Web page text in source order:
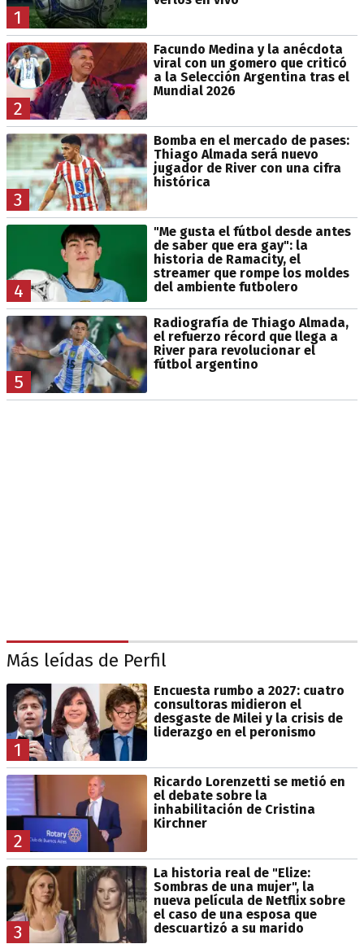
1
2
Facundo Medina y la anécdota
viral con un gomero que criticó
a la Selección Argentina tras el
Mundial 2026
3
Bomba en el mercado de pases:
Thiago Almada será nuevo
jugador de River con una cifra
histórica
4
"Me gusta el fútbol desde antes
de saber que era gay": la
historia de Ramacity, el
streamer que rompe los moldes
del ambiente futbolero
5
Radiografía de Thiago Almada,
el refuerzo récord que llega a
River para revolucionar el
fútbol argentino
Más leídas de Perfil
1
Encuesta rumbo a 2027: cuatro
consultoras midieron el
desgaste de Milei y la crisis de
liderazgo en el peronismo
2
Ricardo Lorenzetti se metió en
el debate sobre la
inhabilitación de Cristina
Kirchner
3
La historia real de "Elize:
Sombras de una mujer", la
nueva película de Netflix sobre
el caso de una esposa que
descuartizó a su marido